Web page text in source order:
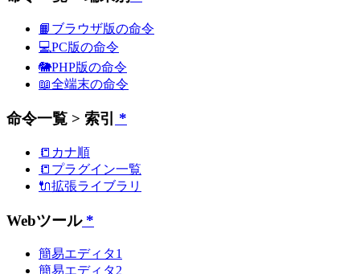
📙ブラウザ版の命令
💻PC版の命令
🐘PHP版の命令
📖全端末の命令
命令一覧 > 索引 *
📒カナ順
📒プラグイン一覧
🔌拡張ライブラリ
Webツール*
簡易エディタ1
簡易エディタ2